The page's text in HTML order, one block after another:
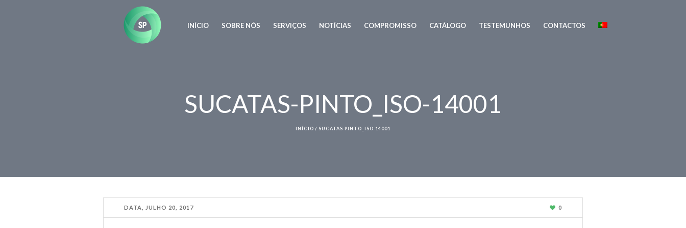
INÍCIO SOBRE NÓS SERVIÇOS NOTÍCIAS COMPROMISSO CATÁLOGO TESTEMUNHOS CONTACTOS
SUCATAS-PINTO_ISO-14001
INÍCIO / SUCATAS-PINTO_ISO-14001
DATA, JULHO 20 2017 0